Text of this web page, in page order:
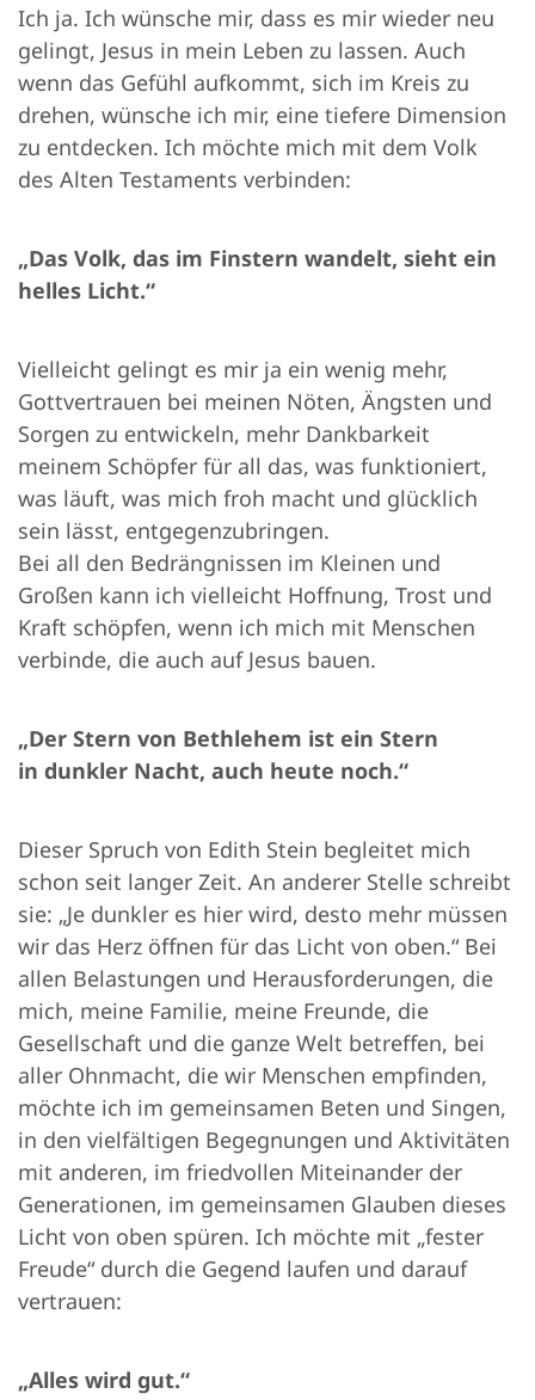
Ich ja. Ich wünsche mir, dass es mir wieder neu
gelingt, Jesus in mein Leben zu lassen. Auch
wenn das Gefühl aufkommt, sich im Kreis zu
drehen, wünsche ich mir, eine tiefere Dimension
zu entdecken. Ich möchte mich mit dem Volk
des Alten Testaments verbinden:
„Das Volk, das im Finstern wandelt, sieht ein
helles Licht.“
Vielleicht gelingt es mir ja ein wenig mehr,
Gottvertrauen bei meinen Nöten, Ängsten und
Sorgen zu entwickeln, mehr Dankbarkeit
meinem Schöpfer für all das, was funktioniert,
was läuft, was mich froh macht und glücklich
sein lässt, entgegenzubringen.
Bei all den Bedrängnissen im Kleinen und
Großen kann ich vielleicht Hoffnung, Trost und
Kraft schöpfen, wenn ich mich mit Menschen
verbinde, die auch auf Jesus bauen.
„Der Stern von Bethlehem ist ein Stern
in dunkler Nacht, auch heute noch.“
Dieser Spruch von Edith Stein begleitet mich
schon seit langer Zeit. An anderer Stelle schreibt
sie: „Je dunkler es hier wird, desto mehr müssen
wir das Herz öffnen für das Licht von oben.“ Bei
allen Belastungen und Herausforderungen, die
mich, meine Familie, meine Freunde, die
Gesellschaft und die ganze Welt betreffen, bei
aller Ohnmacht, die wir Menschen empfinden,
möchte ich im gemeinsamen Beten und Singen,
in den vielfältigen Begegnungen und Aktivitäten
mit anderen, im friedvollen Miteinander der
Generationen, im gemeinsamen Glauben dieses
Licht von oben spüren. Ich möchte mit „fester
Freude“ durch die Gegend laufen und darauf
vertrauen:
„Alles wird gut.“